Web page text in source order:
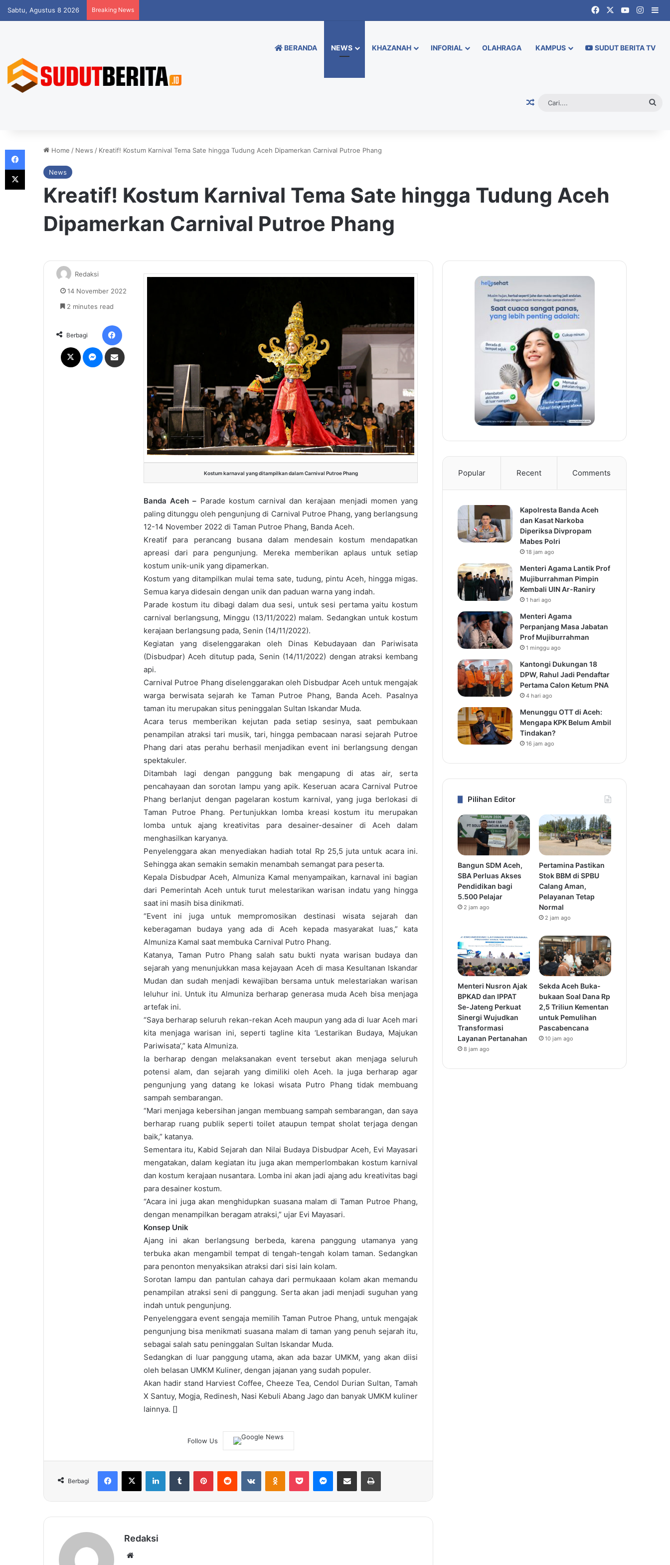
Sabtu, Agustus 8 2026 Breaking News FacebookYouTube
BERANDA NEWS KHAZANAH INFORIAL OLAHRAGA KAMPUS SUDUT BERITA TV
Random Article
Home / News / Kreatif! Kostum Karnival Tema Sate hingga Tudung Aceh Dipamerkan Carnival Putroe Phang
News
Kreatif! Kostum Karnival Tema Sate hingga Tudung Aceh
Dipamerkan Carnival Putroe Phang
Kostum karnaval yang ditampilkan dalam Carnival Putroe Phang
Banda Aceh – Parade kostum carnival dan kerajaan menjadi momen yang
paling ditunggu oleh pengunjung di Carnival Putroe Phang, yang berlangsung
12-14 November 2022 di Taman Putroe Phang, Banda Aceh.
Kreatif para perancang busana dalam mendesain kostum mendapatkan
apreasi dari para pengunjung. Mereka memberikan aplaus untuk setiap
kostum unik-unik yang dipamerkan.
Kostum yang ditampilkan mulai tema sate, tudung, pintu Aceh, hingga migas.
Semua karya didesain dengan unik dan paduan warna yang indah.
Parade kostum itu dibagi dalam dua sesi, untuk sesi pertama yaitu kostum
carnival berlangsung, Minggu (13/11/2022) malam. Sedangkan untuk kostum
kerajaan berlangsung pada, Senin (14/11/2022).
Kegiatan yang diselenggarakan oleh Dinas Kebudayaan dan Pariwisata
(Disbudpar) Aceh ditutup pada, Senin (14/11/2022) dengan atraksi kembang
api.
Carnival Putroe Phang diselenggarakan oleh Disbudpar Aceh untuk mengajak
warga berwisata sejarah ke Taman Putroe Phang, Banda Aceh. Pasalnya
taman itu merupakan situs peninggalan Sultan Iskandar Muda.
Acara terus memberikan kejutan pada setiap sesinya, saat pembukaan
penampilan atraksi tari musik, tari, hingga pembacaan narasi sejarah Putroe
Phang dari atas perahu berhasil menjadikan event ini berlangsung dengan
spektakuler.
Ditambah lagi dengan panggung bak mengapung di atas air, serta
pencahayaan dan sorotan lampu yang apik. Keseruan acara Carnival Putroe
Phang berlanjut dengan pagelaran kostum karnival, yang juga berlokasi di
Taman Putroe Phang. Pertunjukkan lomba kreasi kostum itu merupakan
lomba untuk ajang kreativitas para desainer-desainer di Aceh dalam
menghasilkan karyanya.
Penyelenggara akan menyediakan hadiah total Rp 25,5 juta untuk acara ini.
Sehingga akan semakin semakin menambah semangat para peserta.
Kepala Disbudpar Aceh, Almuniza Kamal menyampaikan, karnaval ini bagian
dari Pemerintah Aceh untuk turut melestarikan warisan indatu yang hingga
saat ini masih bisa dinikmati.
“Event ini juga untuk mempromosikan destinasi wisata sejarah dan
keberagaman budaya yang ada di Aceh kepada masyarakat luas,” kata
Almuniza Kamal saat membuka Carnival Putro Phang.
Katanya, Taman Putro Phang salah satu bukti nyata warisan budaya dan
sejarah yang menunjukkan masa kejayaan Aceh di masa Kesultanan Iskandar
Mudan dan sudah menjadi kewajiban bersama untuk melestariakan warisan
leluhur ini. Untuk itu Almuniza berharap generasa muda Aceh bisa menjaga
artefak ini.
“Saya berharap seluruh rekan-rekan Aceh maupun yang ada di luar Aceh mari
kita menjaga warisan ini, seperti tagline kita ‘Lestarikan Budaya, Majukan
Pariwisata’,” kata Almuniza.
Ia berharap dengan melaksanakan event tersebut akan menjaga seluruh
potensi alam, dan sejarah yang dimiliki oleh Aceh. Ia juga berharap agar
pengunjung yang datang ke lokasi wisata Putro Phang tidak membuang
sampah sembarangan.
“Mari menjaga kebersihan jangan membuang sampah sembarangan, dan saya
berharap ruang publik seperti toilet ataupun tempat sholat terjaga dengan
baik,” katanya.
Sementara itu, Kabid Sejarah dan Nilai Budaya Disbudpar Aceh, Evi Mayasari
mengatakan, dalam kegiatan itu juga akan memperlombakan kostum karnival
dan kostum kerajaan nusantara. Lomba ini akan jadi ajang adu kreativitas bagi
para desainer kostum.
“Acara ini juga akan menghidupkan suasana malam di Taman Putroe Phang,
dengan menampilkan beragam atraksi,” ujar Evi Mayasari.
Konsep Unik
Ajang ini akan berlangsung berbeda, karena panggung utamanya yang
terbuka akan mengambil tempat di tengah-tengah kolam taman. Sedangkan
para penonton menyaksikan atraksi dari sisi lain kolam.
Sorotan lampu dan pantulan cahaya dari permukaaan kolam akan memandu
penampilan atraksi seni di panggung. Serta akan jadi menjadi suguhan yang
indah untuk pengunjung.
Penyelenggara event sengaja memilih Taman Putroe Phang, untuk mengajak
pengunjung bisa menikmati suasana malam di taman yang penuh sejarah itu,
sebagai salah satu peninggalan Sultan Iskandar Muda.
Sedangkan di luar panggung utama, akan ada bazar UMKM, yang akan diisi
oleh belasan UMKM Kuliner, dengan jajanan yang sudah populer.
Akan hadir stand Harviest Coffee, Cheeze Tea, Cendol Durian Sultan, Tamah
X Santuy, Mogja, Redinesh, Nasi Kebuli Abang Jago dan banyak UMKM kuliner
lainnya. []
Redaksi
14 November 2022
2 minutes read
Berbagi
Messenger
Follow Us
Berbagi
Facebook
X LinkedInTumblr PinterestReddit VKontakteOdnoklassniki
Pocket Messenger
Share via Email Print
Redaksi
Skill, UPER Dorong Sinergi Akademisi-
Popular Recent Comments
Kapolresta Banda Aceh
dan Kasat Narkoba
Diperiksa Divpropam
Mabes Polri
18 jam ago
Menteri Agama Lantik Prof
Mujiburrahman Pimpin
Kembali UIN Ar-Raniry
1 hari ago
Menteri Agama
Perpanjang Masa Jabatan
Prof Mujiburrahman
1 minggu ago
Kantongi Dukungan 18
DPW, Rahul Jadi Pendaftar
Pertama Calon Ketum PNA
4 hari ago
Menunggu OTT di Aceh:
Mengapa KPK Belum Ambil
Tindakan?
16 jam ago
Pilihan Editor
Bangun SDM Aceh,
SBA Perluas Akses
Pendidikan bagi
5.500 Pelajar
2 jam ago
Pertamina Pastikan
Stok BBM di SPBU
Calang Aman,
Pelayanan Tetap
Normal
2 jam ago
Menteri Nusron Ajak
BPKAD dan IPPAT
Se-Jateng Perkuat
Sinergi Wujudkan
Transformasi
Layanan Pertanahan
8 jam ago
Sekda Aceh Buka-
bukaan Soal Dana Rp
2,5 Triliun Kementan
untuk Pemulihan
Pascabencana
10 jam ago
Facebook
X